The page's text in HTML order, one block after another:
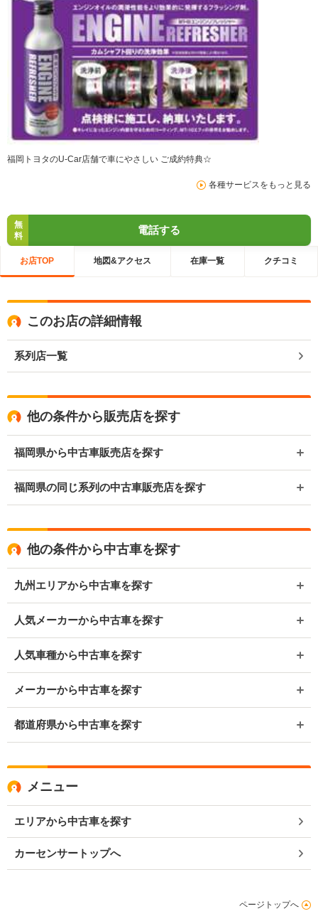
福岡トヨタのU-Car店舗で車にやさしい ご成約特典☆
各種サービスをもっと見る
無
料
電話する
お店TOP 地図&アクセス 在庫一覧 クチコミ
このお店の詳細情報
系列店一覧
他の条件から販売店を探す
福岡県から中古車販売店を探す
福岡県の同じ系列の中古車販売店を探す
他の条件から中古車を探す
九州エリアから中古車を探す
人気メーカーから中古車を探す
人気車種から中古車を探す
メーカーから中古車を探す
都道府県から中古車を探す
メニュー
エリアから中古車を探す
カーセンサートップへ
ページトップへ